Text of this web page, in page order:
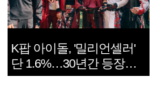
K팝 아이돌, '밀리언셀러'
단 1.6%…30년간 등장
1182개팀 전수조사